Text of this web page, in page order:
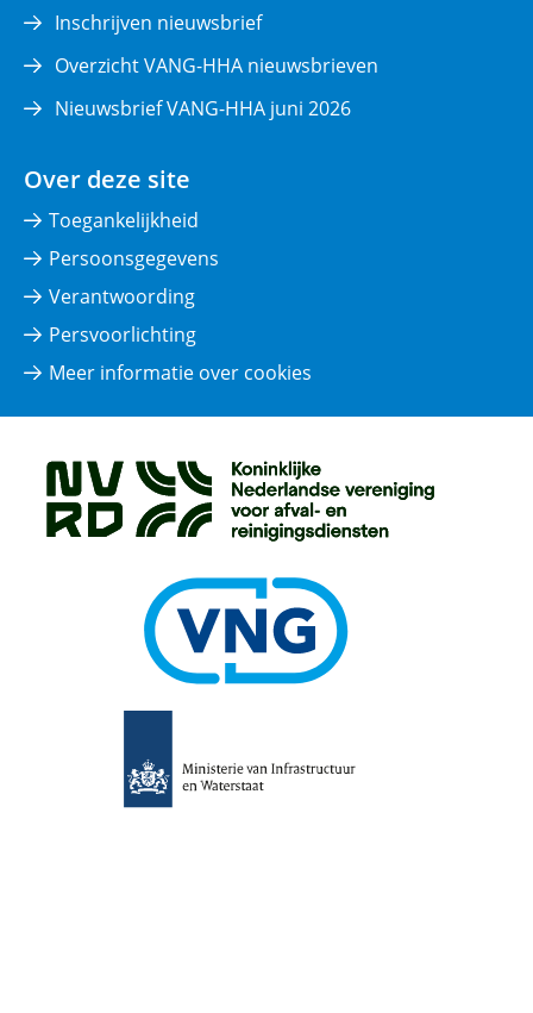
Inschrijven nieuwsbrief
Overzicht VANG-HHA nieuwsbrieven
Nieuwsbrief VANG-HHA juni 2026
Over deze site
Toegankelijkheid
Persoonsgegevens
Verantwoording
Persvoorlichting
Meer informatie over cookies